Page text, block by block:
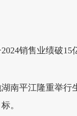
销售业绩破15
南平江隆重举行
。